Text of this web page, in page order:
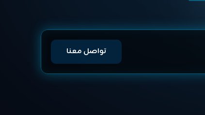
تواصل معنا